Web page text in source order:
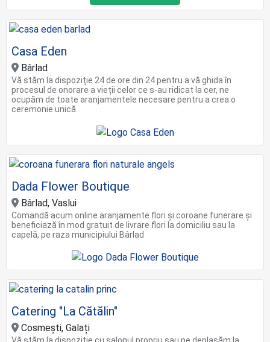
Casa Eden
Bârlad
Vă stăm la dispoziție 24 de ore din 24 pentru a vă ghida în
procesul de onorare a vieții celor ce s-au ridicat la cer, ne
ocupăm de toate aranjamentele necesare pentru a crea o
ceremonie unică
Dada Flower Boutique
Bârlad, Vaslui
Comandă acum online aranjamente flori și coroane funerare și
beneficiază în mod gratuit de livrare flori la domiciliu sau la
capelă, pe raza municipiului Bârlad
Catering "La Cătălin"
Cosmești, Galați